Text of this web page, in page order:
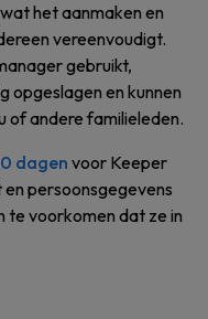
het aanmaken en
vereenvoudigt.
gebruikt,
opgeslagen en kunnen
of andere familieleden.
dagen voor Keeper
persoonsgegevens
te voorkomen dat ze in